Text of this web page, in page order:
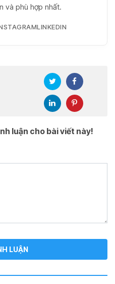
và phù hợp nhất.
LINKEDIN
luận cho bài viết này!